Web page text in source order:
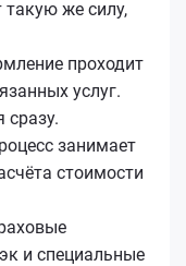
же силу,
проходит
услуг.
сразу.
занимает
стоимости
и специальные